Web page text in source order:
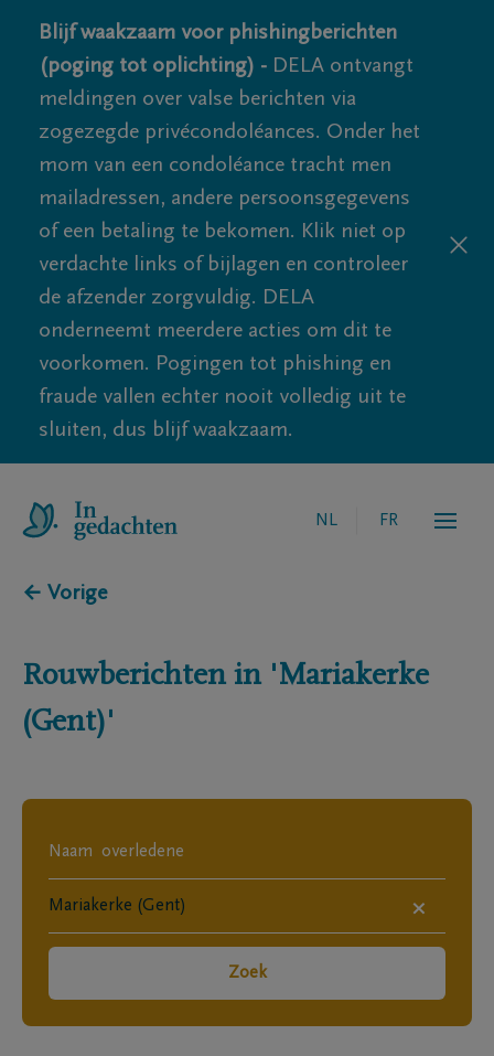
Blijf waakzaam voor phishingberichten
(poging tot oplichting) - DELA ontvangt
meldingen over valse berichten via
zogezegde privécondoléances. Onder het
mom van een condoléance tracht men
mailadressen, andere persoonsgegevens
of een betaling te bekomen. Klik niet op
verdachte links of bijlagen en controleer
de afzender zorgvuldig. DELA
onderneemt meerdere acties om dit te
voorkomen. Pogingen tot phishing en
fraude vallen echter nooit volledig uit te
sluiten, dus blijf waakzaam.
NL FR
← Vorige
Rouwberichten in 'Mariakerke
(Gent)'
×
Zoek